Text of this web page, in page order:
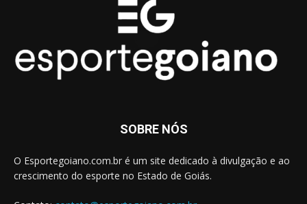
SOBRE NÓS
O Esportegoiano.com.br é um site dedicado à divulgação e ao
crescimento do esporte no Estado de Goiás.